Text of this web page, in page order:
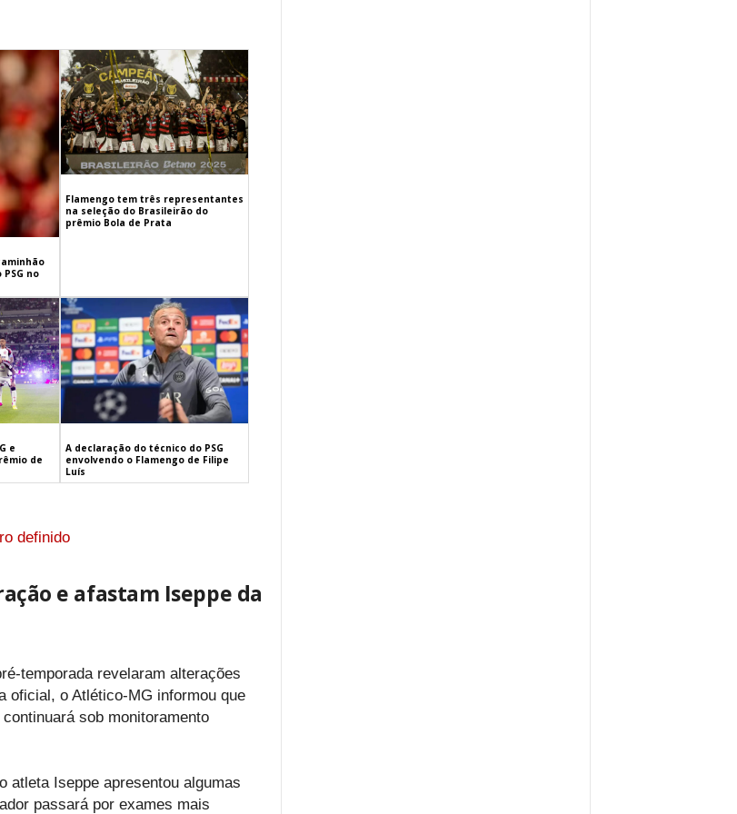
no
Flamengo tem três representantes
na seleção do Brasileirão do
prêmio Bola de Prata
e
de
A declaração do técnico do PSG
envolvendo o Flamengo de Filipe
Luís
definido
e afastam Iseppe da
temporada revelaram alterações
oficial, o Atlético-MG informou que
sob monitoramento
atleta Iseppe apresentou algumas
passará por exames mais